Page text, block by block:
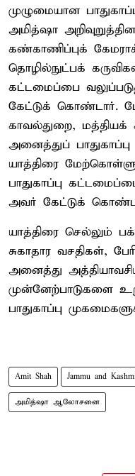
முழுமையான
அமித்ஷா
கண்காணிப்புக்
தொழில்நுட்பக்
கட்டமைப்பை
கேட்டுக் கொண்டார்.
காவல்துறை,
அனைத்துப்
யாத்திரை
பாதுகாப்பு
அவர் கேட்டுக்
யாத்திரை செல்லும்
சுகாதார வசதிகள்,
அனைத்து
முன்னேற்பாடுகளை
பாதுகாப்பு
Amit Shah Jammu and
அமித்ஷா ஆலோசனை